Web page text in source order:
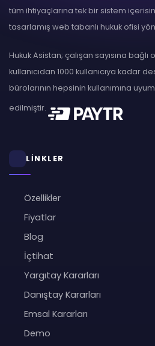
tüm ihtiyaçlarına tek bir sistem
tasarlamış web tabanlı hukuk ofisi
Hukuk Asistan; çalışan sayısına bağlı
kullanıcıdan 1000 kullanıcıya kadar
bürolarının hepsinin kullanımına
edilmiştir.
LİNKLER
Özellikler
Fiyatlar
Blog
İçtihat
Yargıtay Kararları
Danıştay Kararları
Emsal Kararları
Demo